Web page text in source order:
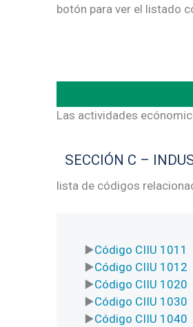
botón para ver el listado
Las actividades
SECCIÓN C –
lista de códigos
Código CIIU 1011
Código CIIU 1012
Código CIIU 1020
Código CIIU 1030
Código CIIU 1040